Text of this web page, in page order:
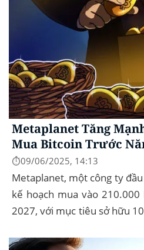
Metaplanet Tăng
Mua Bitcoin Trước
⏱️09/06/2025, 14:13
Metaplanet, một công ty
kế hoạch mua vào 210.000
2027, với mục tiêu sở hữu